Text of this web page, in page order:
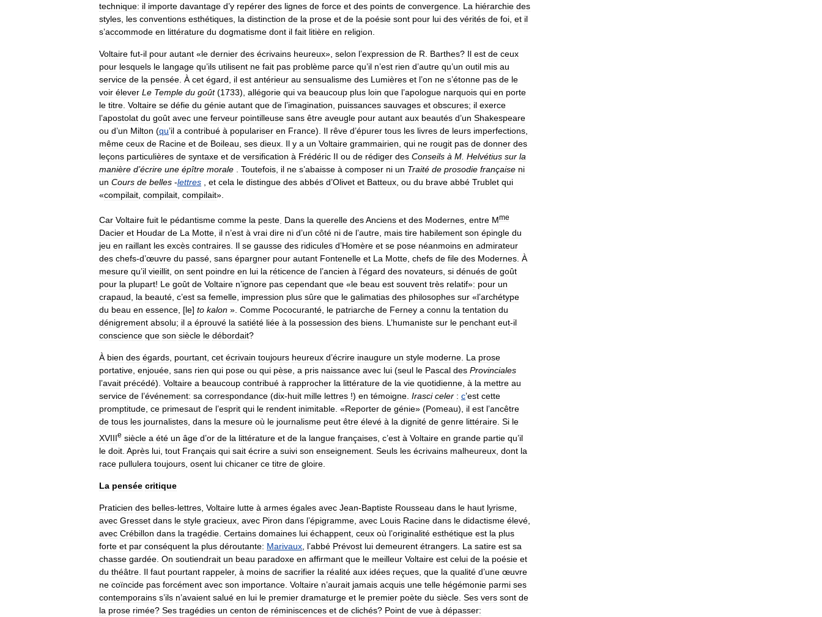
technique: il importe davantage d’y repérer des lignes de force et des points de convergence La hiérarchie des
styles les conventions esthétiques la distinction de la prose et de la poésie sont pour lui des vérités de foi et il
s’accommode en littérature du dogmatisme dont il fait litière en religion
Voltaire fut-il pour autant «le dernier des écrivains heureux», selon l’expression de R Barthes? Il est de ceux
pour lesquels le langage qu’ils utilisent ne fait pas problème parce qu’il n’est rien d’autre qu’un outil mis au
service de la pensée À cet égard il est antérieur au sensualisme des Lumières et l’on ne s’étonne pas de le
voir élever Le Temple du goût(1733), allégorie qui va beaucoup plus loin que l’apologue narquois qui en porte
le titre Voltaire se défie du génie autant que de l’imagination puissances sauvages et obscures; il exerce
l’apostolat du goût avec une ferveur pointilleuse sans être aveugle pour autant aux beautés d’un Shakespeare
ou d’un Milton (qu’il a contribué à populariser en France). Il rêve d’épurer tous les livres de leurs imperfections
même ceux de Racine et de Boileau ses dieux Il y a un Voltaire grammairien qui ne rougit pas de donner des
leçons particulières de syntaxe et de versification à Frédéric II ou de rédiger des Conseils à M Helvétius sur la
manière d’écrire une épître morale Toutefois il ne s’abaisse à composer ni un Traité de prosodie française ni
un Cours de belles -lettres et cela le distingue des abbés d’Olivet et Batteux ou du brave abbé Trublet qui
«compilait compilait compilait».
Car Voltaire fuit le pédantisme comme la peste Dans la querelle desAnciens et des Modernes entre Mme
Dacier et Houdar de La Motte, il n’est à vrai dire ni d’un côté ni de l’autre, mais tire habilement son épingle du
jeu en raillant les excès contraires. Il se gausse des ridicules d’Homère et se pose néanmoins en admirateur
des chefs-d’œuvre du passé, sans épargner pour autant Fontenelle et La Motte, chefs de file des Modernes. À
mesure qu’il vieillit, on sent poindre en lui la réticence de l’ancien à l’égard des novateurs, si dénués de goût
pour la plupart! Le goût de Voltaire n’ignore pas cependant que «le beau est souvent très relatif»: pour un
crapaud, la beauté, c’est sa femelle, impression plus sûre que le galimatias des philosophes sur «l’archétype
du beau en essence, [le] to kalon ». Comme Pococuranté, le patriarche de Ferney a connu la tentation du
dénigrement absolu; il a éprouvé la satiété liée à la possession des biens. L’humaniste sur le penchant eut-il
conscience que son siècle le débordait?
À bien des égards, pourtant, cet écrivain toujours heureux d’écrire inaugure un style moderne. La prose
portative, enjouée, sans rien qui pose ou qui pèse, a pris naissance avec lui (seul le Pascal des Provinciales
l’avait précédé). Voltaire a beaucoup contribué à rapprocher la littérature de la vie quotidienne, à la mettre au
service de l’événement: sa correspondance (dix-huit mille lettres !) en témoigne. Irasci celer : c’est cette
promptitude, ce primesaut de l’esprit qui le rendent inimitable. «Reporter de génie» (Pomeau), il est l’ancêtre
de tous les journalistes, dans la mesure où le journalisme peut être élevé à la dignité de genre littéraire. Si le
XVIIIe siècle a été un âge d’or de la littérature et de la langue françaises c’est à Voltaire en grande partie qu’il
le doit Après lui tout Français qui sait écrire a suivi son enseignement Seuls les écrivains malheureux dont la
race pullulera toujours osent lui chicaner ce titre de gloire
La pensée critique
Praticien des belles-lettres Voltaire lutte à armes égales avec Jean-Baptiste Rousseau dans le haut lyrisme
avec Gresset dans le style gracieux avec Piron dans l’épigramme avec Louis Racine dans le didactisme élevé
avec Crébillon dans la tragédie Certains domaines lui échappent ceux où l’originalité esthétique est la plus
forte et par conséquent la plus déroutante: Marivaux l’abbé Prévost lui demeurent étrangers La satire est sa
chasse gardée On soutiendrait un beau paradoxe en affirmant que le meilleur Voltaire est celui de la poésie et
du théâtre Il faut pourtant rappeler, à moins de sacrifier la réalité aux idées reçues que la qualité d’une œuvre
ne coïncide pas forcément avec son importance Voltaire n’aurait jamais acquis une telle hégémonie parmi ses
contemporains s’ils n’avaient salué en lui le premier dramaturge et le premier poète du siècle Ses vers sont de
la prose rimée? Ses tragédies un centon de réminiscences et de clichés? Point de vue à dépasser: